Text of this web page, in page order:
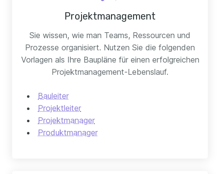
Projektmanagement
Sie wissen, wie man Teams, Ressourcen und
Prozesse organisiert. Nutzen Sie die folgenden
Vorlagen als Ihre Baupläne für einen erfolgreichen
Projektmanagement-Lebenslauf.
Bauleiter
Projektleiter
Projektmanager
Produktmanager